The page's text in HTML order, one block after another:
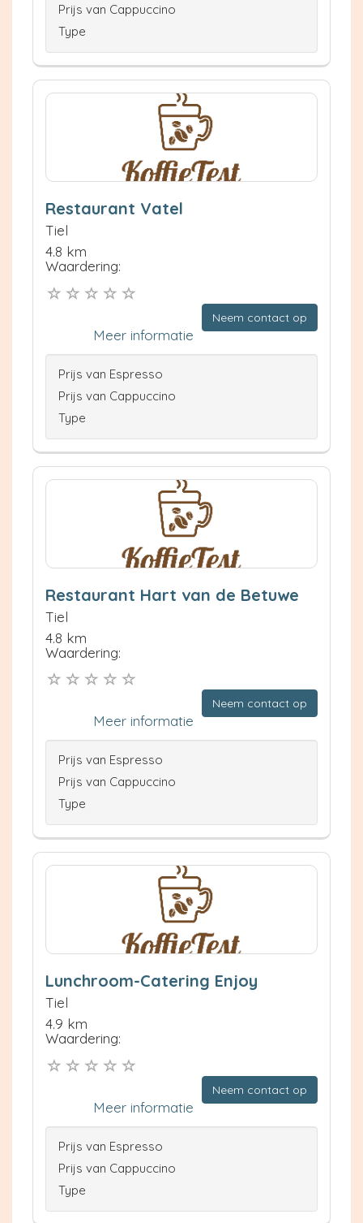
Prijs van Cappuccino
Type
Restaurant Vatel
Tiel
4.8 km
Waardering:
Neem contact op
Meer informatie
Prijs van Espresso
Prijs van Cappuccino
Type
Restaurant Hart van de Betuwe
Tiel
4.8 km
Waardering:
Neem contact op
Meer informatie
Prijs van Espresso
Prijs van Cappuccino
Type
Lunchroom-Catering Enjoy
Tiel
4.9 km
Waardering:
Neem contact op
Meer informatie
Prijs van Espresso
Prijs van Cappuccino
Type